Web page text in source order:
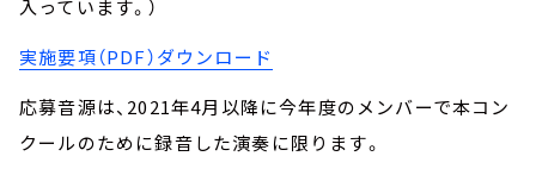
入っています。）
実施要項（PDF）ダウンロード
応募音源は、2021年4月以降に今年度のメンバーで本コン
クールのために録音した演奏に限ります。